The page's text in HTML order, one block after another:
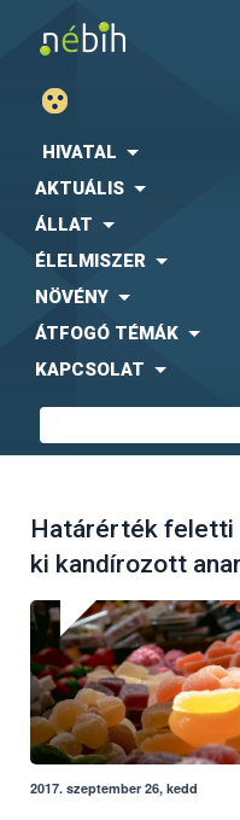
HIVATAL
AKTUÁLIS
ÁLLAT
ÉLELMISZER
NÖVÉNY
ÁTFOGÓ TÉMÁK
KAPCSOLAT
Határérték feletti
ki kandírozott
2017. szeptember 26, kedd